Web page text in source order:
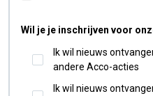
Wil je je inschrijven voor
Ik wil nieuws
andere Acco-acties
Ik wil nieuws